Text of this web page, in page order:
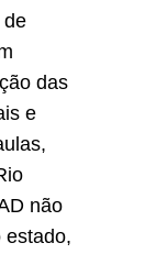
de
das
e
não
estado,